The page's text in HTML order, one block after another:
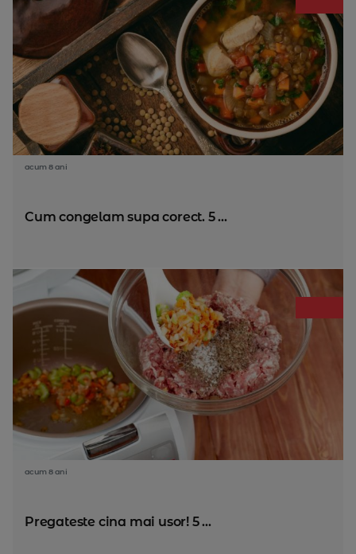
acum 8 ani
Cum congelam supa corect. 5 ...
acum 8 ani
Pregateste cina mai usor! 5 ...